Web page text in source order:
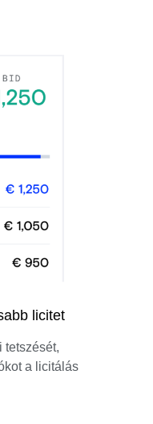
licitet
tetszését,
a licitálás